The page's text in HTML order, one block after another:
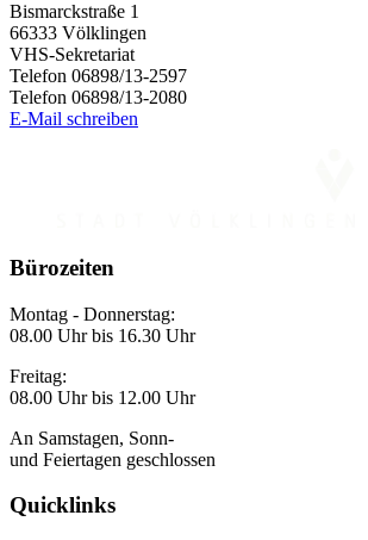
Bismarckstraße 1
66333 Völklingen
VHS-Sekretariat
Telefon 06898/13-2597
Telefon 06898/13-2080
E-Mail schreiben
Bürozeiten
Montag - Donnerstag:
08.00 Uhr bis 16.30 Uhr
Freitag:
08.00 Uhr bis 12.00 Uhr
An Samstagen, Sonn-
und Feiertagen geschlossen
Quicklinks